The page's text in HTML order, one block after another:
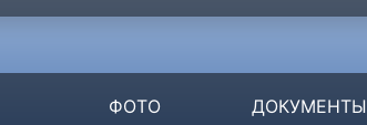
ФОТО ДОКУМЕНТЫ